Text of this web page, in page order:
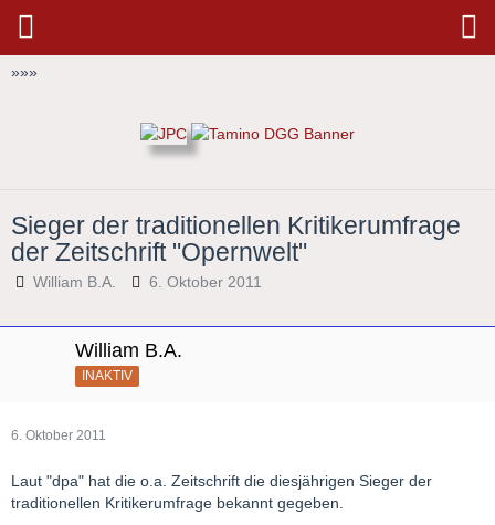
»»»
Sieger der traditionellen Kritikerumfrage
der Zeitschrift "Opernwelt"
William B.A. 6. Oktober 2011
William B.A.
INAKTIV
6. Oktober 2011
Laut "dpa" hat die o.a. Zeitschrift die diesjährigen Sieger der
traditionellen Kritikerumfrage bekannt gegeben.